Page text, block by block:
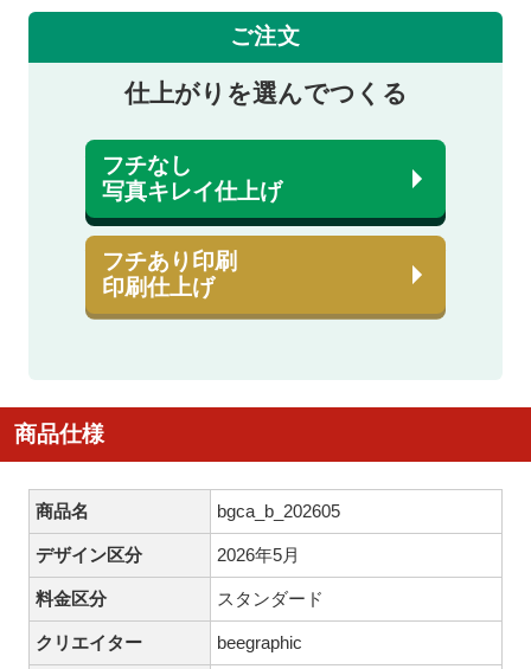
ご注文
仕上がりを選んでつくる
フチなし
写真キレイ仕上げ
フチあり印刷
印刷仕上げ
商品仕様
商品名 bgca_b_202605
デザイン区分 2026年5月
料金区分 スタンダード
クリエイター beegraphic